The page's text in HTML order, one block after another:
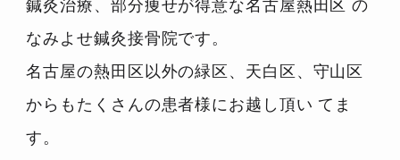
鍼灸治療、部分痩せが得意な名古屋熱田区 の
なみよせ鍼灸接骨院です。
名古屋の熱田区以外の緑区、天白区、守山区
からもたくさんの患者様にお越し頂い てま
す。